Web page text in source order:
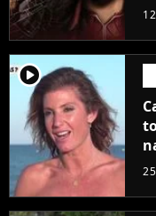
player2